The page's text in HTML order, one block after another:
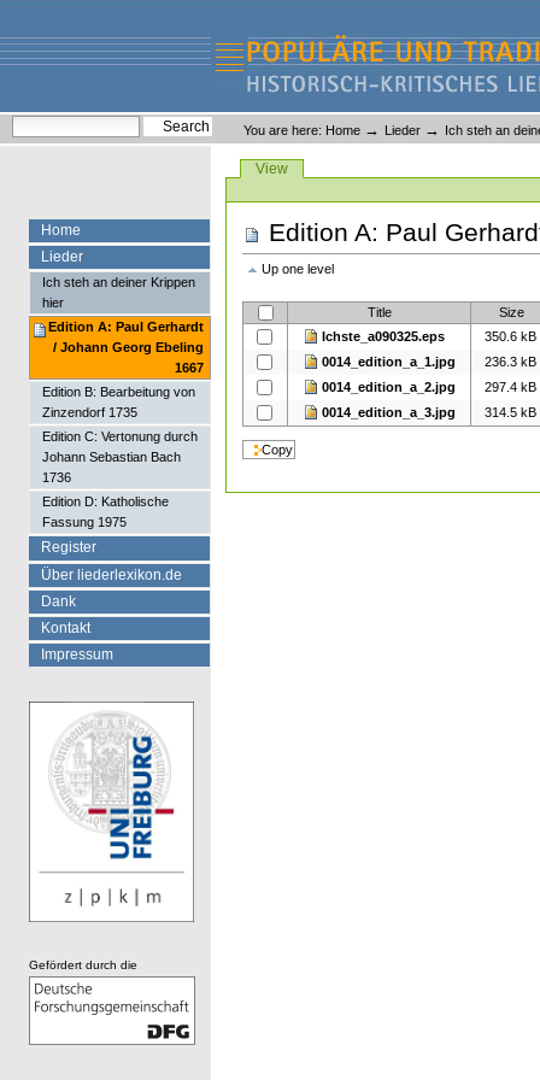
content.
navigation
Liederlexikon
Personal
tools
You are here: Home → Lieder → Ich steh an
ViewsView
Edition A: Paul
Up one level
Title
Size
Ichste_a090325.eps
350.6 kB
0014_edition_a_1.jpg
236.3 kB
0014_edition_a_2.jpg
297.4 kB
0014_edition_a_3.jpg
314.5 kB
Home
Lieder
Ich steh an deiner Krippen
hier
Edition A: Paul Gerhardt
/ Johann Georg Ebeling
1667
Edition B: Bearbeitung von
Zinzendorf 1735
Edition C: Vertonung durch
Johann Sebastian Bach
1736
Edition D: Katholische
Fassung 1975
Register
Über liederlexikon.de
Dank
Kontakt
Impressum
Gefördert durch die